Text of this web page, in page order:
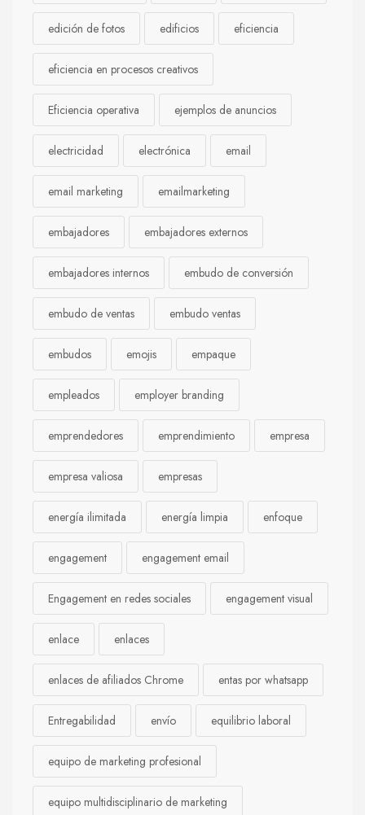
edición de fotos edificios eficiencia
eficiencia en procesos creativos
Eficiencia operativa ejemplos de anuncios
electricidad electrónica email
email marketing emailmarketing
embajadores embajadores externos
embajadores internos embudo de conversión
embudo de ventas embudo ventas
embudos emojis empaque
empleados employer branding
emprendedores emprendimiento empresa
empresa valiosa empresas
energía ilimitada energía limpia enfoque
engagement engagement email
Engagement en redes sociales engagement visual
enlace enlaces
enlaces de afiliados Chrome entas por whatsapp
Entregabilidad envío equilibrio laboral
equipo de marketing profesional
equipo multidisciplinario de marketing